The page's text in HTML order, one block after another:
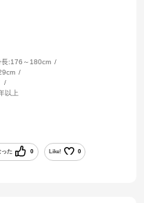
長:176～180cm
以上
った 0 Like! 0